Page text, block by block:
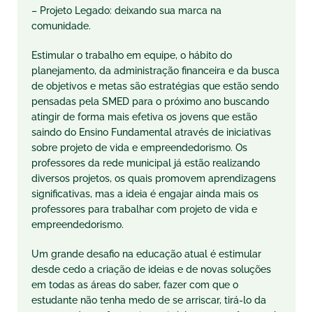
– Projeto Legado: deixando sua marca na
comunidade.
Estimular o trabalho em equipe, o hábito do
planejamento, da administração financeira e da busca
de objetivos e metas são estratégias que estão sendo
pensadas pela SMED para o próximo ano buscando
atingir de forma mais efetiva os jovens que estão
saindo do Ensino Fundamental através de iniciativas
sobre projeto de vida e empreendedorismo. Os
professores da rede municipal já estão realizando
diversos projetos, os quais promovem aprendizagens
significativas, mas a ideia é engajar ainda mais os
professores para trabalhar com projeto de vida e
empreendedorismo.
Um grande desafio na educação atual é estimular
desde cedo a criação de ideias e de novas soluções
em todas as áreas do saber, fazer com que o
estudante não tenha medo de se arriscar, tirá-lo da